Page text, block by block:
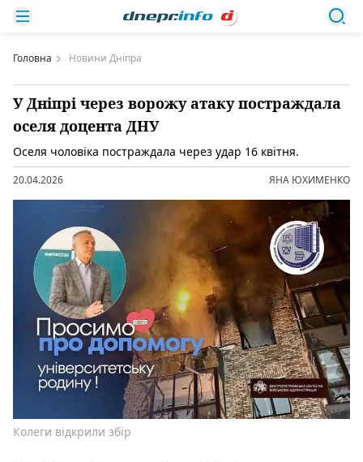
Головна Новини Дніпра
У Дніпрі через ворожу атаку постраждала
оселя доцента ДНУ
Оселя чоловіка постраждала через удар 16 квітня.
20.04.2026 ЯНА ЮХИМЕНКО
Колеги відкрили збір